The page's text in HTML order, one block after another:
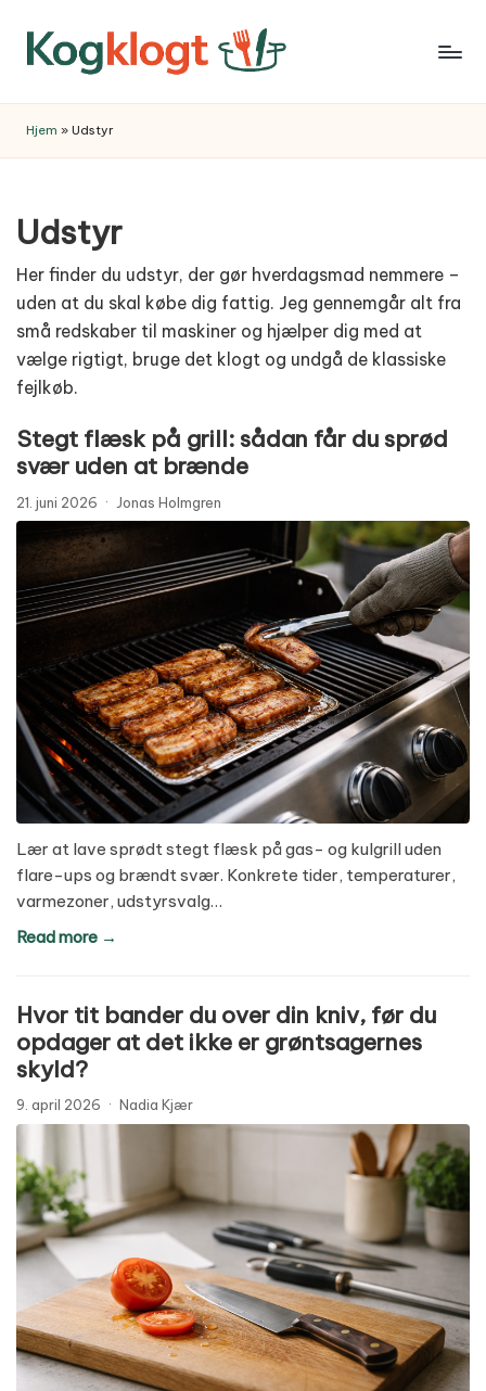
content
Hjem » Udstyr
Udstyr
Her finder du udstyr, der gør hverdagsmad nemmere –
uden at du skal købe dig fattig. Jeg gennemgår alt fra
små redskaber til maskiner og hjælper dig med at
vælge rigtigt, bruge det klogt og undgå de klassiske
fejlkøb.
Stegt flæsk på grill: sådan får du sprød
svær uden at brænde
21. juni 2026 · Jonas Holmgren
Lær at lave sprødt stegt flæsk på gas- og kulgrill uden
flare-ups og brændt svær. Konkrete tider, temperaturer,
varmezoner, udstyrsvalg…
Read more →
Hvor tit bander du over din kniv, før du
opdager at det ikke er grøntsagernes
skyld?
9. april 2026 · Nadia Kjær